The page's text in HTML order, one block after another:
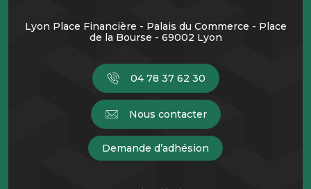
Lyon Place Financière - Palais du Commerce - Place
de la Bourse - 69002 Lyon
04 78 37 62 30
Nous contacter
Demande d’adhésion